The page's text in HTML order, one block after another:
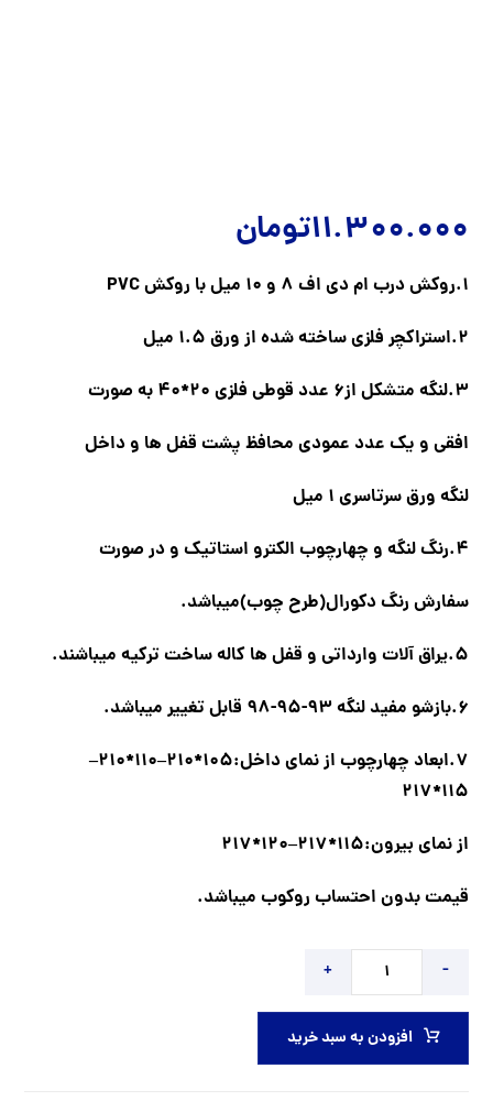
11.300.000تومان
1.روکش درب ام دی اف 8 و 10 میل با روکش PVC
2.استراکچر فلزی ساخته شده از ورق 1.5 میل
3.لنگه متشکل از6 عدد قوطی فلزی 20*40 به صورت
افقی و یک عدد عمودی محافظ پشت قفل ها و داخل
لنگه ورق سرتاسری 1 میل
4.رنگ لنگه و چهارچوب الکترو استاتیک و در صورت
سفارش رنگ دکورال(طرح چوب)میباشد.
5.یراق آلات وارداتی و قفل ها کاله ساخت ترکیه میباشند.
6.بازشو مفید لنگه 93-95-98 قابل تغییر میباشد.
7.ابعاد چهارچوب از نمای داخل:105*210–110*210–
115*217
از نمای بیرون:115*217–120*217
قیمت بدون احتساب روکوب میباشد.
-
+
افزودن به سبد خرید